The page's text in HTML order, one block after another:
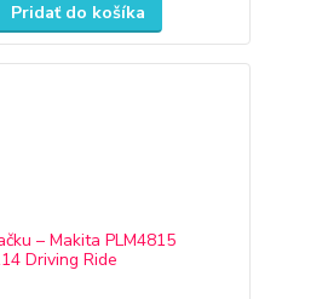
Pridať do košíka